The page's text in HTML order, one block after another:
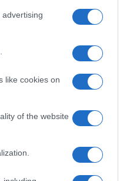
like cookies on
of the website
larga è
il
la
Ti sei